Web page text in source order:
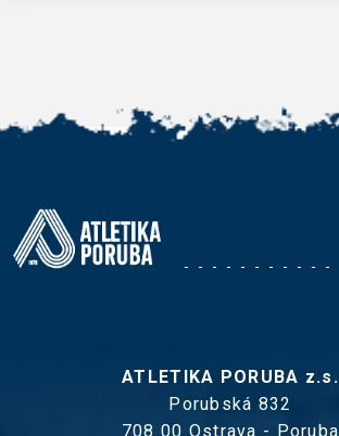
ATLETIKA PORUBA z.s.
Porubská 832
708 00 Ostrava - Poruba